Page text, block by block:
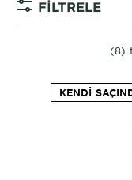
FİLTRELE
(8)
KENDI